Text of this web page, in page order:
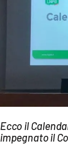
Streaming
LAC NETWORK
LAC ONAIR
LaC
Ecco il
impegnato il